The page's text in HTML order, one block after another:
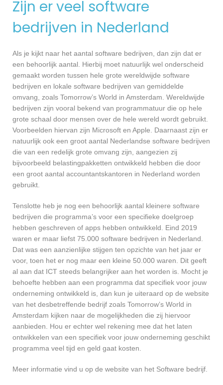
Zijn er veel software
bedrijven in Nederland
Als je kijkt naar het aantal software bedrijven, dan zijn dat er
een behoorlijk aantal. Hierbij moet natuurlijk wel onderscheid
gemaakt worden tussen hele grote wereldwijde software
bedrijven en lokale software bedrijven van gemiddelde
omvang, zoals Tomorrow’s World in Amsterdam. Wereldwijde
bedrijven zijn vooral bekend van programmatuur die op hele
grote schaal door mensen over de hele wereld wordt gebruikt.
Voorbeelden hiervan zijn Microsoft en Apple. Daarnaast zijn er
natuurlijk ook een groot aantal Nederlandse software bedrijven
die van een redelijk grote omvang zijn, aangezien zij
bijvoorbeeld belastingpakketten ontwikkeld hebben die door
een groot aantal accountantskantoren in Nederland worden
gebruikt.
Tenslotte heb je nog een behoorlijk aantal kleinere software
bedrijven die programma’s voor een specifieke doelgroep
hebben geschreven of apps hebben ontwikkeld. Eind 2019
waren er maar liefst 75.000 software bedrijven in Nederland.
Dat was een aanzienlijke stijgen ten opzichte van het jaar er
voor, toen het er nog maar een kleine 50.000 waren. Dit geeft
al aan dat ICT steeds belangrijker aan het worden is. Mocht je
behoefte hebben aan een programma dat specifiek voor jouw
onderneming ontwikkeld is, dan kun je uiteraard op de website
van het desbetreffende bedrijf zoals Tomorrow’s World in
Amsterdam kijken naar de mogelijkheden die zij hiervoor
aanbieden. Hou er echter wel rekening mee dat het laten
ontwikkelen van een specifiek voor jouw onderneming geschikt
programma veel tijd en geld gaat kosten.
Meer informatie vind u op de website van het Software bedrijf.